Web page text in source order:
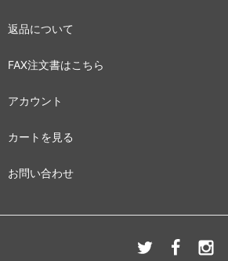
返品について
FAX注文書はこちら
アカウント
カートを見る
お問い合わせ